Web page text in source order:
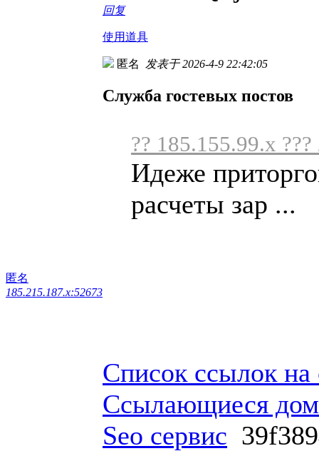
回复
使用道具
匿名
185.215.187.x:52673
匿名 发表于 2026-4-9 22:42:05
Служба гостевых постов
?? 185.155.99.x
Идеже
расчеты зар ...
Список ссылок на
Ссылающиеся
Seo сервис